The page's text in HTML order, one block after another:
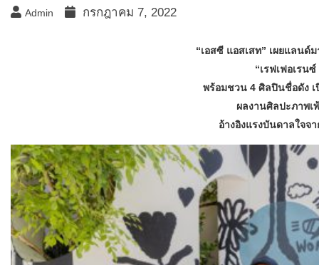
Admin กรกฎาคม 7, 2022
“เอสซี แอสเสท” เผยแลนด์
“เรฟเฟอเรน
พร้อมชวน 4 ศิลปินชื่อดัง เ
ผลงานศิลปะภาพเ
อ้างอิงแรงบันดาลใจจ